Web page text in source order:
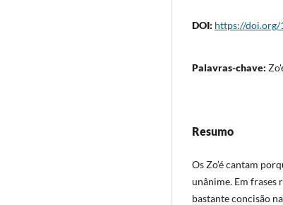
DOI: https://doi.org/
Palavras-chave:
Resumo
Os Zo’é cantam
unânime. Em frases
bastante concisão